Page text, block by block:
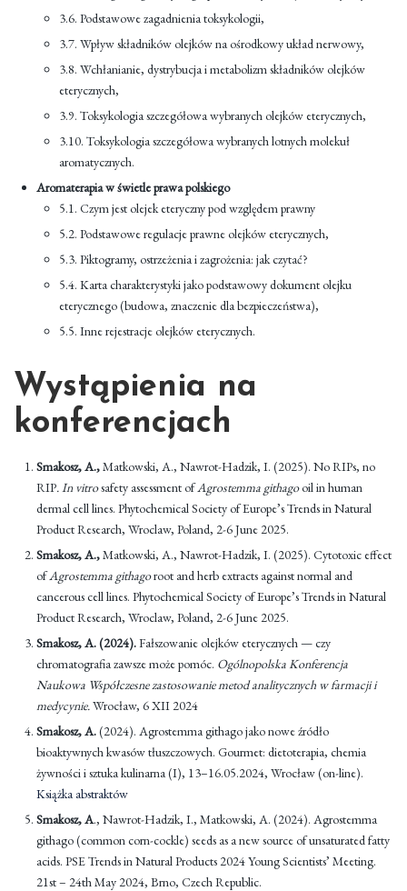
3.6. Podstawowe zagadnienia toksykologii,
3.7. Wpływ składników olejków na ośrodkowy układ nerwowy,
3.8. Wchłanianie, dystrybucja i metabolizm składników olejków
eterycznych,
3.9. Toksykologia szczegółowa wybranych olejków eterycznych,
3.10. Toksykologia szczegółowa wybranych lotnych molekuł
aromatycznych.
Aromaterapia w świetle prawa polskiego
5.1. Czym jest olejek eteryczny pod względem prawny
5.2. Podstawowe regulacje prawne olejków eterycznych,
5.3. Piktogramy, ostrzeżenia i zagrożenia: jak czytać?
5.4. Karta charakterystyki jako podstawowy dokument olejku
eterycznego (budowa, znaczenie dla bezpieczeństwa),
5.5. Inne rejestracje olejków eterycznych.
Wystąpienia na
konferencjach
Smakosz, A.,Matkowski, A., Nawrot-Hadzik, I. (2025). No RIPs, no
RIP. In vitrosafety assessment ofAgrostemma githagooil in human
dermal cell lines. Phytochemical Society of Europe’s Trends in Natural
Product Research, Wroclaw, Poland, 2-6 June 2025.
Smakosz, A.,Matkowski, A., Nawrot-Hadzik, I. (2025). Cytotoxic effect
ofAgrostemma githagoroot and herb extracts against normal and
cancerous cell lines. Phytochemical Society of Europe’s Trends in Natural
Product Research, Wroclaw, Poland, 2-6 June 2025.
Smakosz, A. (2024).Fałszowanie olejków eterycznych — czy
chromatografia zawsze może pomóc. Ogólnopolska Konferencja
Naukowa Współczesne zastosowanie metod analitycznych w farmacji i
medycynie.Wrocław, 6 XII 2024
Smakosz, A.(2024). Agrostemma githago jako nowe źródło
bioaktywnych kwasów tłuszczowych. Gourmet: dietoterapia, chemia
żywności i sztuka kulinarna (I), 13–16.05.2024, Wrocław (on-line).
Książka abstraktów
Smakosz, A., Nawrot-Hadzik, I., Matkowski, A. (2024). Agrostemma
githago (common corn-cockle) seeds as a new source of unsaturated fatty
acids. PSE Trends in Natural Products 2024 Young Scientists’ Meeting.
21st – 24th May 2024, Brno, Czech Republic.